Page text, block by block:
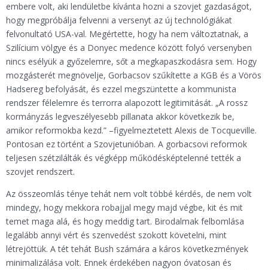
embere volt, aki lendületbe kívánta hozni a szovjet gazdaságot,
hogy megpróbálja felvenni a versenyt az új technológiákat
felvonultató USA-val. Megértette, hogy ha nem változtatnak, a
Szilícium völgye és a Donyec medence között folyó versenyben
nincs esélyük a győzelemre, sőt a megkapaszkodásra sem. Hogy
mozgásterét megnövelje, Gorbacsov szűkítette a KGB és a Vörös
Hadsereg befolyását, és ezzel megszüntette a kommunista
rendszer félelemre és terrorra alapozott legitimitását. „A rossz
kormányzás legveszélyesebb pillanata akkor következik be,
amikor reformokba kezd.” –figyelmeztetett Alexis de Tocqueville.
Pontosan ez történt a Szovjetunióban. A gorbacsovi reformok
teljesen szétzilálták és végképp működésképtelenné tették a
szovjet rendszert.
Az összeomlás ténye tehát nem volt többé kérdés, de nem volt
mindegy, hogy mekkora robajjal megy majd végbe, kit és mit
temet maga alá, és hogy meddig tart. Birodalmak felbomlása
legalább annyi vért és szenvedést szokott követelni, mint
létrejöttük. A tét tehát Bush számára a káros következmények
minimalizálása volt. Ennek érdekében nagyon óvatosan és